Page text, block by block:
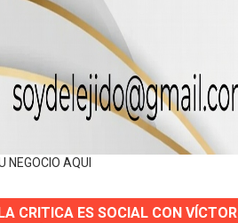
NEGOCIO AQUI
CRITICA ES SOCIAL CON VÍCTOR